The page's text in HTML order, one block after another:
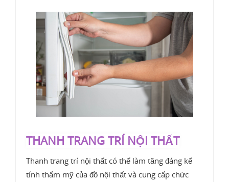
THANH TRANG TRÍ NỘI THẤT
Thanh trang trí nội thất có thể làm tăng đáng kể
tính thẩm mỹ của đồ nội thất và cung cấp chức